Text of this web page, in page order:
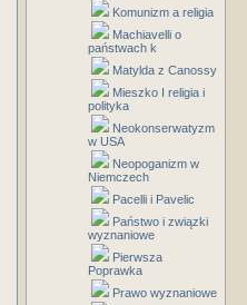
Komunizm a religia
Machiavelli o
państwach k
Matylda z Canossy
Mieszko I religia i
polityka
Neokonserwatyzm
w USA
Neopoganizm w
Niemczech
Pacelli i Pavelic
Państwo i związki
wyznaniowe
Pierwsza
Poprawka
Prawo wyznaniowe